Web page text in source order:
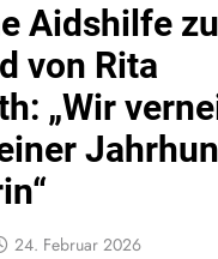
Aidshilfe
von Rita
„Wir
24. Februar 2026